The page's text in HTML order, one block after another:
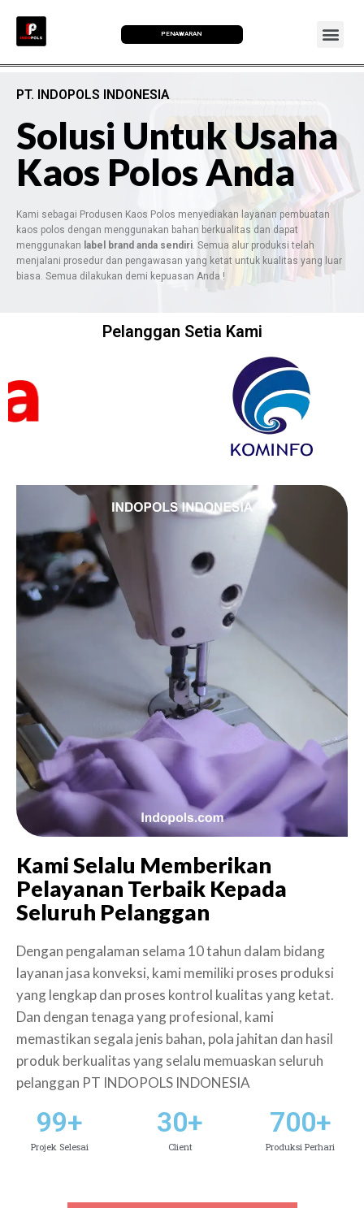
PENAWARAN
PT. INDOPOLS INDONESIA
Solusi Untuk Usaha
Kaos Polos Anda
Kami sebagai Produsen Kaos Polos menyediakan layanan pembuatan
kaos polos dengan menggunakan bahan berkualitas dan dapat
menggunakan label brand anda sendiri . Semua alur produksi telah
menjalani prosedur dan pengawasan yang ketat untuk kualitas yang luar
biasa. Semua dilakukan demi kepuasan Anda !
Pelanggan Setia Kami
Kami Selalu Memberikan
Pelayanan Terbaik Kepada
Seluruh Pelanggan
Dengan pengalaman selama 10 tahun dalam bidang
layanan jasa konveksi, kami memiliki proses produksi
yang lengkap dan proses kontrol kualitas yang ketat.
Dan dengan tenaga yang profesional, kami
memastikan segala jenis bahan, pola jahitan dan hasil
produk berkualitas yang selalu memuaskan seluruh
pelanggan PT INDOPOLS INDONESIA
99+
Projek Selesai
30+
Client
700+
Produksi Perhari